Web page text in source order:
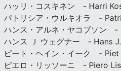
ハッリ・コスキネン - Harri
パトリシア・ウルキオラ -
ハンス・アルネ・ヤコブソン
ハンス Ｊ ウェグナー - Hans
ピート・ヘイン・イーク - Piet
ピエロ・リッソーニ - Piero